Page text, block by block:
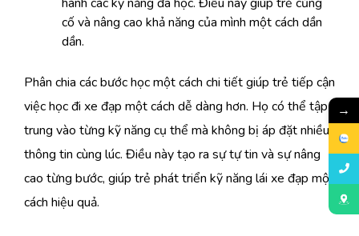
cố và nâng cao khả năng của mình một cách dần
dần.
Phân chia các bước học một cách chi tiết giúp trẻ tiếp cận
việc học đi xe đạp một cách dễ dàng hơn. Họ có thể tập
trung vào từng kỹ năng cụ thể mà không bị áp đặt nhiều
thông tin cùng lúc. Điều này tạo ra sự tự tin và sự nâng
cao từng bước, giúp trẻ phát triển kỹ năng lái xe đạp một
cách hiệu quả.
→